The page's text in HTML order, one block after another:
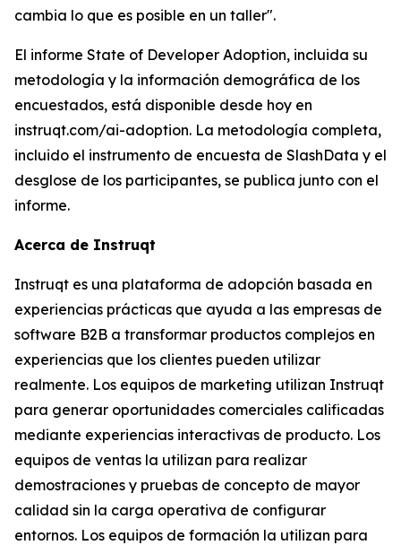
cambia lo que es posible en un taller".
El informe State of Developer Adoption, incluida su
metodología y la información demográfica de los
encuestados, está disponible desde hoy en
instruqt.com/ai-adoption. La metodología completa,
incluido el instrumento de encuesta de SlashData y el
desglose de los participantes, se publica junto con el
informe.
Acerca de Instruqt
Instruqt es una plataforma de adopción basada en
experiencias prácticas que ayuda a las empresas de
software B2B a transformar productos complejos en
experiencias que los clientes pueden utilizar
realmente. Los equipos de marketing utilizan Instruqt
para generar oportunidades comerciales calificadas
mediante experiencias interactivas de producto. Los
equipos de ventas la utilizan para realizar
demostraciones y pruebas de concepto de mayor
calidad sin la carga operativa de configurar
entornos. Los equipos de formación la utilizan para